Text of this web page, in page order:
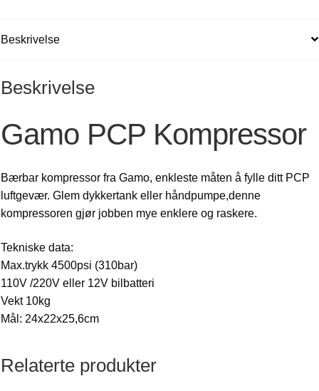
Beskrivelse
Beskrivelse
Gamo PCP Kompressor
Bærbar kompressor fra Gamo, enkleste måten å fylle ditt PCP
luftgevær. Glem dykkertank eller håndpumpe,denne
kompressoren gjør jobben mye enklere og raskere.
Tekniske data:
Max.trykk 4500psi (310bar)
110V /220V eller 12V bilbatteri
Vekt 10kg
Mål: 24x22x25,6cm
Relaterte produkter